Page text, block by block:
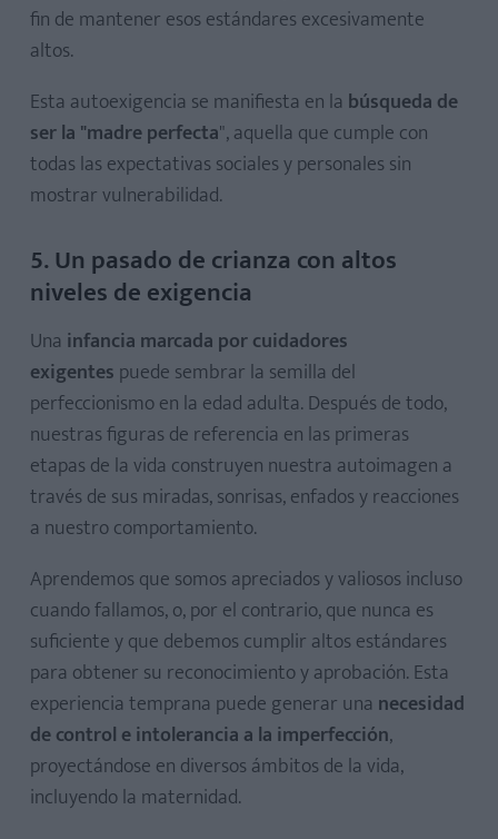
fin de mantener esos estándares excesivamente
altos.
Esta autoexigencia se manifiesta en la búsqueda de
ser la "madre perfecta", aquella que cumple con
todas las expectativas sociales y personales sin
mostrar vulnerabilidad.
5. Un pasado de crianza con altos
niveles de exigencia
Una infancia marcada por cuidadores
exigentes puede sembrar la semilla del
perfeccionismo en la edad adulta. Después de todo,
nuestras figuras de referencia en las primeras
etapas de la vida construyen nuestra autoimagen a
través de sus miradas, sonrisas, enfados y reacciones
a nuestro comportamiento.
Aprendemos que somos apreciados y valiosos incluso
cuando fallamos, o, por el contrario, que nunca es
suficiente y que debemos cumplir altos estándares
para obtener su reconocimiento y aprobación. Esta
experiencia temprana puede generar una necesidad
de control e intolerancia a la imperfección,
proyectándose en diversos ámbitos de la vida,
incluyendo la maternidad.